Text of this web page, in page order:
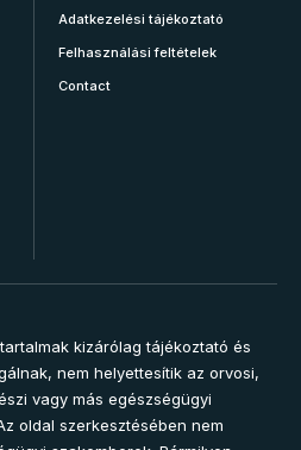
Adatkezelési tájékoztató
Felhasználási feltételek
Contact
kizárólag tájékoztató és
nem helyettesítik az orvosi,
vagy más egészségügyi
oldal szerkesztésében nem